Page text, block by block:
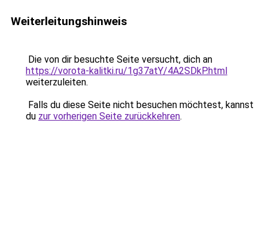
Weiterleitungshinweis
Die von dir besuchte Seite versucht, dich an
https://vorota-kalitki.ru/1g37atY/4A2SDkP.html
weiterzuleiten.
Falls du diese Seite nicht besuchen möchtest, kannst
du zur vorherigen Seite zurückkehren.